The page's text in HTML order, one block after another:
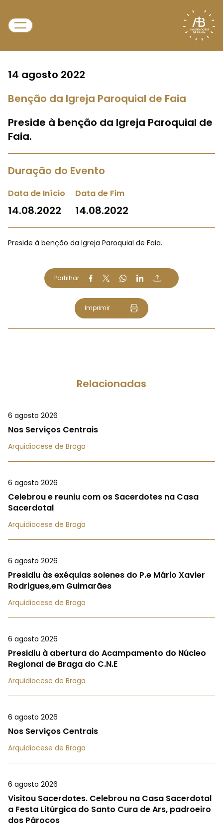
14 agosto 2022
Benção da Igreja Paroquial de Faia
Preside à benção da Igreja Paroquial de
Faia.
Duração do Evento
Data de Início
14.08.2022
Data de Fim
14.08.2022
Preside à benção da Igreja Paroquial de Faia.
Partilhar
Imprimir
Relacionadas
6 agosto 2026
Nos Serviços Centrais
Arquidiocese de Braga
6 agosto 2026
Celebrou e reuniu com os Sacerdotes na Casa
Sacerdotal
Arquidiocese de Braga
6 agosto 2026
Presidiu às exéquias solenes do P.e Mário Xavier
Rodrigues,em Guimarães
Arquidiocese de Braga
6 agosto 2026
Presidiu à abertura do Acampamento do Núcleo
Regional de Braga do C.N.E
Arquidiocese de Braga
6 agosto 2026
Nos Serviços Centrais
Arquidiocese de Braga
6 agosto 2026
Visitou Sacerdotes. Celebrou na Casa Sacerdotal
a Festa Litúrgica do Santo Cura de Ars, padroeiro
dos Párocos